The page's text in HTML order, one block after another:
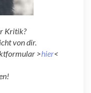
Kritik?
von dir.
>hier<